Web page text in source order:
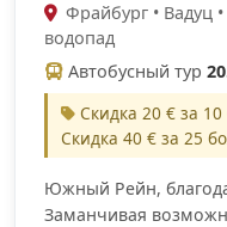
Фрайбург • Вадуц
водопад
Автобусный тур
Скидка 20 € за
Скидка 40 € за 25
Южный Рейн,
Заманчивая